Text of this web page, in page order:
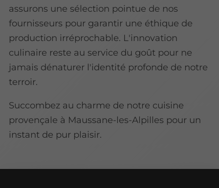
assurons une sélection pointue de nos
fournisseurs pour garantir une éthique de
production irréprochable. L'innovation
culinaire reste au service du goût pour ne
jamais dénaturer l'identité profonde de notre
terroir.
Succombez au charme de notre cuisine
provençale à Maussane-les-Alpilles pour un
instant de pur plaisir.